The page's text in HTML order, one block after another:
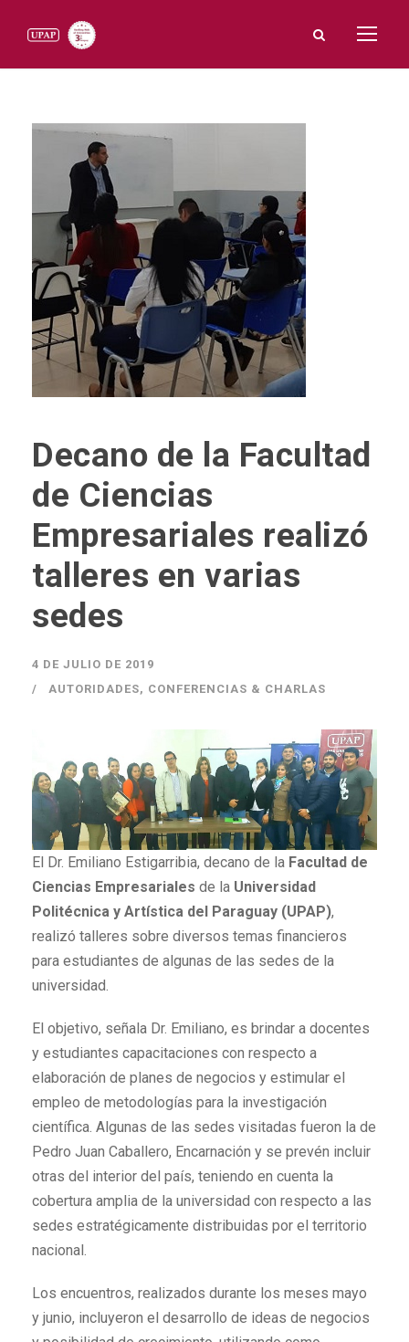
Decano de la Facultad
de Ciencias
Empresariales realizó
talleres en varias
sedes
4 DE JULIO DE 2019
AUTORIDADES, CONFERENCIAS & CHARLAS
El Dr. Emiliano Estigarribia, decano de la Facultad de
Ciencias Empresariales de la Universidad
Politécnica y Artística del Paraguay (UPAP),
realizó talleres sobre diversos temas financieros
para estudiantes de algunas de las sedes de la
universidad.
El objetivo, señala Dr. Emiliano, es brindar a docentes
y estudiantes capacitaciones con respecto a
elaboración de planes de negocios y estimular el
empleo de metodologías para la investigación
científica. Algunas de las sedes visitadas fueron la de
Pedro Juan Caballero, Encarnación y se prevén incluir
otras del interior del país, teniendo en cuenta la
cobertura amplia de la universidad con respecto a las
sedes estratégicamente distribuidas por el territorio
nacional.
Los encuentros, realizados durante los meses mayo
y junio, incluyeron el desarrollo de ideas de negocios